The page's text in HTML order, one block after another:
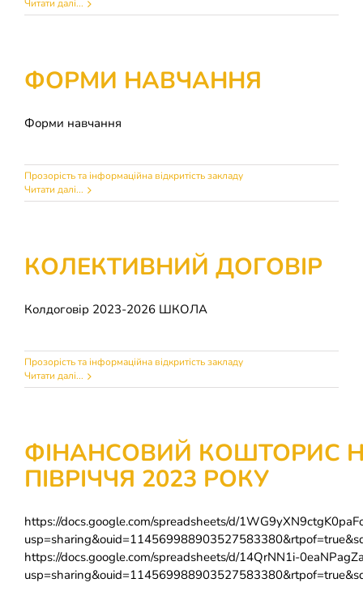
Читати далі...
ФОРМИ НАВЧАННЯ
Форми навчання
Прозорість та інформаційна відкритість закладу
Читати далі...
КОЛЕКТИВНИЙ ДОГОВІР
Колдоговір 2023-2026 ШКОЛА
Прозорість та інформаційна відкритість закладу
Читати далі...
ФІНАНСОВИЙ КОШТОРИС
ПІВРІЧЧЯ 2023 РОКУ
https://docs.google.com/spreadsheets/d/
https://docs.google.com/spreadsheets/d/14QrNN1i-